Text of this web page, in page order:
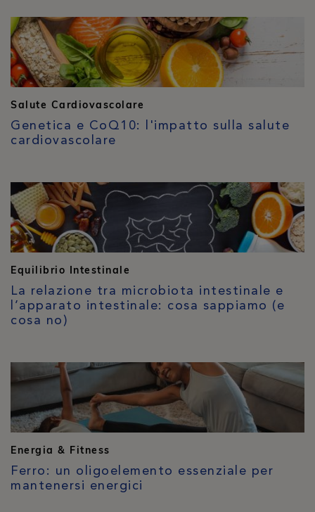
Salute Cardiovascolare
Genetica e CoQ10: l'impatto sulla salute
cardiovascolare
Equilibrio Intestinale
La relazione tra microbiota intestinale e
l’apparato intestinale: cosa sappiamo (e
cosa no)
Energia & Fitness
Ferro: un oligoelemento essenziale per
mantenersi energici